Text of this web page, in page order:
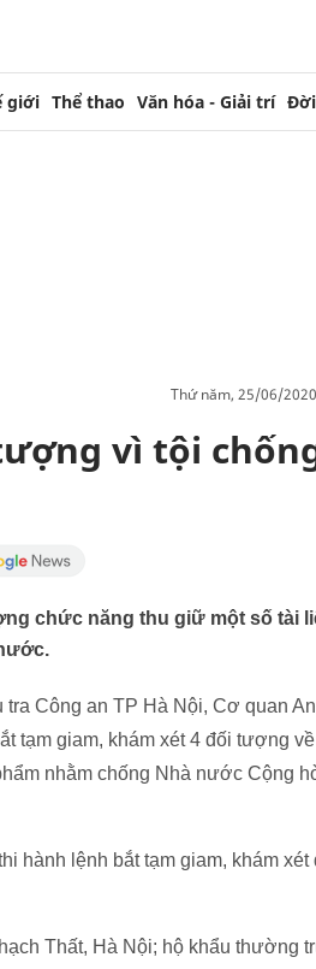
giới Thể thao Văn hóa - Giải trí
thứ năm, 25/06/
vì tội
chức năng thu giữ một số tài
Công an TP Hà Nội, Cơ quan
tạm giam, khám xét 4 đối tượng
nhằm chống Nhà nước Cộng
hành lệnh bắt tạm giam, khám xét
Thất, Hà Nội; hộ khẩu thường